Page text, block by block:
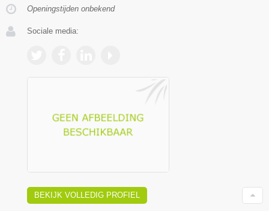
Openingstijden onbekend
Sociale media:
BEKIJK VOLLEDIG PROFIEL